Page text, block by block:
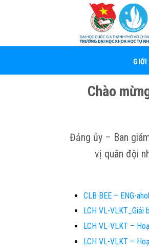
GIỚI
Chào
Đảng ủy – Ban
vị quân đội
CLB BEE – ENG-
LCH VL-VLKT_Giải
LCH VL-VLKT –
LCH VL-VLKT –